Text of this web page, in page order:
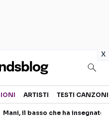
x
ARTISTI TESTI CANZONI
Mani, il basso che ha insegnato